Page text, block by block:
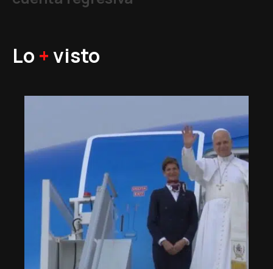
Lo +visto